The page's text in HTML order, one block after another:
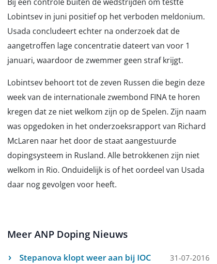
Lobintsev in juni positief op het verboden meldonium.
Usada concludeert echter na onderzoek dat de
aangetroffen lage concentratie dateert van voor 1
januari, waardoor de zwemmer geen straf krijgt.
Lobintsev behoort tot de zeven Russen die begin deze
week van de internationale zwembond FINA te horen
kregen dat ze niet welkom zijn op de Spelen. Zijn naam
was opgedoken in het onderzoeksrapport van Richard
McLaren naar het door de staat aangestuurde
dopingsysteem in Rusland. Alle betrokkenen zijn niet
welkom in Rio. Onduidelijk is of het oordeel van Usada
daar nog gevolgen voor heeft.
Meer ANP Doping Nieuws
Stepanova klopt weer aan bij IOC 31-07-2016